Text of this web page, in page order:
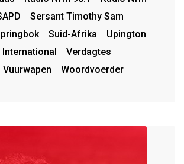
Sersant Timothy Sam
Suid-Afrika
Upington
Verdagtes
Vuurwapen Woordvoerder